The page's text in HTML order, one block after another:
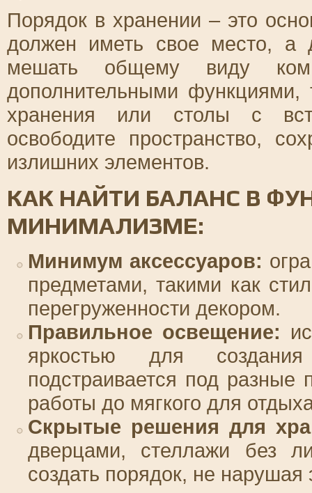
Порядок в хранении – это
должен иметь свое место, а
мешать общему виду
дополнительными
хранения или столы с
освободите пространство,
излишних элементов.
КАК НАЙТИ БАЛАНС В
МИНИМАЛИЗМЕ:
Минимум аксессуаров:
предметами, такими как
перегруженности декором.
Правильное освещение:
яркостью для
подстраивается под разные
работы до мягкого для
Скрытые решения для
дверцами, стеллажи без
создать порядок, не нарушая